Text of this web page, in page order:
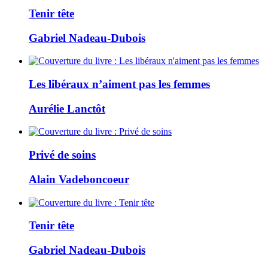
Tenir tête
Gabriel Nadeau-Dubois
Les libéraux n’aiment pas les femmes
Aurélie Lanctôt
Privé de soins
Alain Vadeboncoeur
Tenir tête
Gabriel Nadeau-Dubois